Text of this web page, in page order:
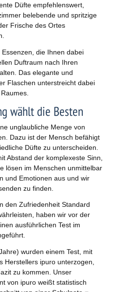
Düfte empfehlenswert,
belebende und spritzige
Frische des Ortes
die Ihnen dabei
Duftraum nach Ihren
Das elegante und
Flaschen unterstreicht dabei
wählt die Besten
unglaubliche Menge von
Dazu ist der Mensch befähigt
Düfte zu unterscheiden.
Abstand der komplexeste Sinn,
lösen im Menschen unmittelbar
und Emotionen aus und wir
zu finden.
den Zufriedenheit Standard
haben wir vor der
ausführlichen Test im
wurden einem Test, mit
Herstellers ipuro unterzogen,
zu kommen. Unser
von ipuro weißt statistisch